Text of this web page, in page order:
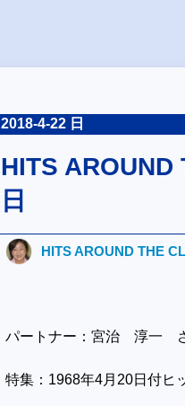
2018-4-22 日
HITS
日
HITS AROUND THE
パートナー：宮治 淳一
特集：1968年4月20日付ヒ